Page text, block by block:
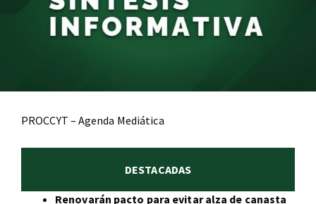
PROCCYT – Agenda Mediática
DESTACADAS
Renovarán pacto para evitar alza de canasta